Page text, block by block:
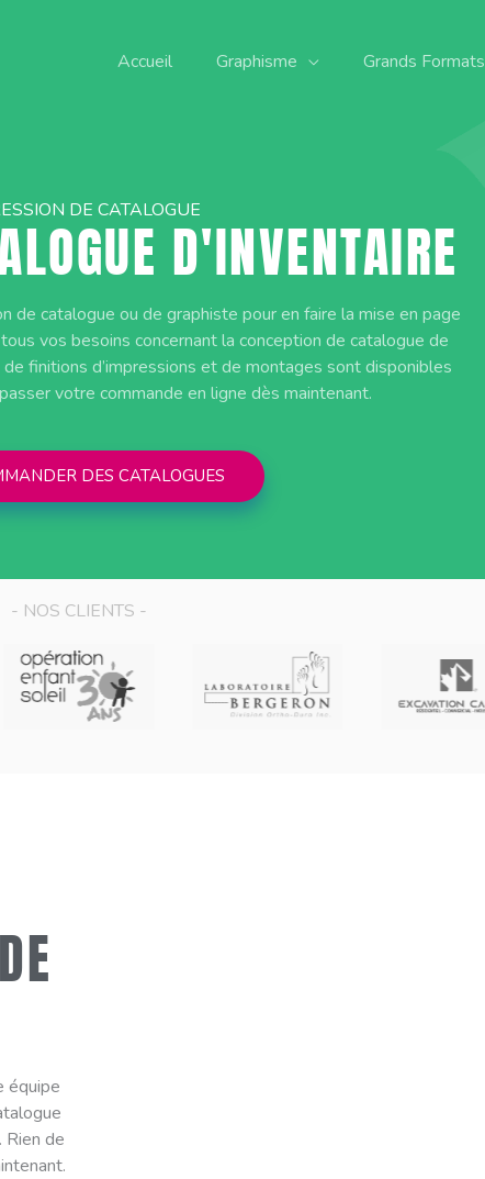
Accueil Graphisme Grands Formats
DE CATALOGUE
D'INVENTAIRE
de catalogue ou de graphiste pour en faire la mise en page
vos besoins concernant la conception de catalogue de
finitions d’impressions et de montages sont disponibles
votre commande en ligne dès maintenant.
DES CATALOGUES
- NOS CLIENTS -
équipe
Rien de